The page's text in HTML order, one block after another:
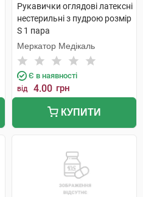
Рукавички оглядові латексні
нестерильні з пудрою розмір
S 1 пара
Меркатор Медікаль
Є в наявності
від 4.00 грн
КУПИТИ